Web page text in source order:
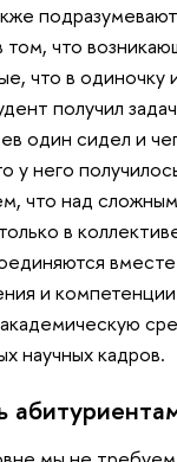
что
что в одиночку
получил
один сидел и
у него
что над
в
и
научных кадров.